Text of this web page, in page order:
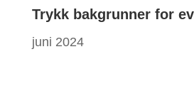
Trykk bakgrunner for
juni 2024